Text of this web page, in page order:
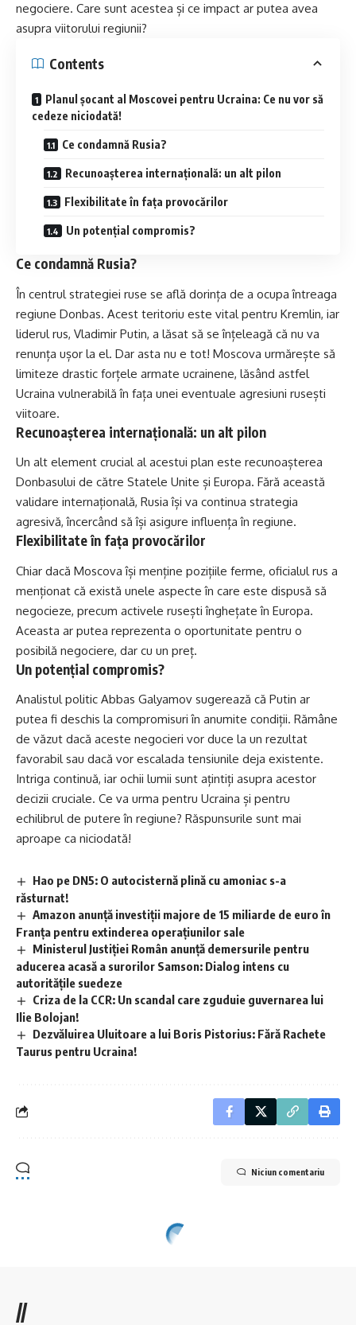
negociere. Care sunt acestea și ce impact ar putea avea
asupra viitorului regiunii?
Contents
Planul șocant al Moscovei pentru Ucraina: Ce nu vor să
cedeze niciodată!
Ce condamnă Rusia?
Recunoașterea internațională: un alt pilon
Flexibilitate în fața provocărilor
Un potențial compromis?
Ce condamnă Rusia?
În centrul strategiei ruse se află dorința de a ocupa întreaga
regiune Donbas. Acest teritoriu este vital pentru Kremlin, iar
liderul rus, Vladimir Putin, a lăsat să se înțeleagă că nu va
renunța ușor la el. Dar asta nu e tot! Moscova urmărește să
limiteze drastic forțele armate ucrainene, lăsând astfel
Ucraina vulnerabilă în fața unei eventuale agresiuni rusești
viitoare.
Recunoașterea internațională: un alt pilon
Un alt element crucial al acestui plan este recunoașterea
Donbasului de către Statele Unite și Europa. Fără această
validare internațională, Rusia își va continua strategia
agresivă, încercând să își asigure influența în regiune.
Flexibilitate în fața provocărilor
Chiar dacă Moscova își menține pozițiile ferme, oficialul rus a
menționat că există unele aspecte în care este dispusă să
negocieze, precum activele rusești înghețate în Europa.
Aceasta ar putea reprezenta o oportunitate pentru o
posibilă negociere, dar cu un preț.
Un potențial compromis?
Analistul politic Abbas Galyamov sugerează că Putin ar
putea fi deschis la compromisuri în anumite condiții. Rămâne
de văzut dacă aceste negocieri vor duce la un rezultat
favorabil sau dacă vor escalada tensiunile deja existente.
Intriga continuă, iar ochii lumii sunt ațintiți asupra acestor
decizii cruciale. Ce va urma pentru Ucraina și pentru
echilibrul de putere în regiune? Răspunsurile sunt mai
aproape ca niciodată!
Hao pe DN5: O autocisternă plină cu amoniac s-a
răsturnat!
Amazon anunță investiții majore de 15 miliarde de euro în
Franța pentru extinderea operațiunilor sale
Ministerul Justiției Român anunță demersurile pentru
aducerea acasă a surorilor Samson: Dialog intens cu
autoritățile suedeze
Criza de la CCR: Un scandal care zguduie guvernarea lui
Ilie Bolojan!
Dezvăluirea Uluitoare a lui Boris Pistorius: Fără Rachete
Taurus pentru Ucraina!
Niciun comentariu
//